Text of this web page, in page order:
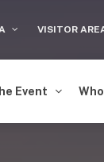
VISITOR
Event